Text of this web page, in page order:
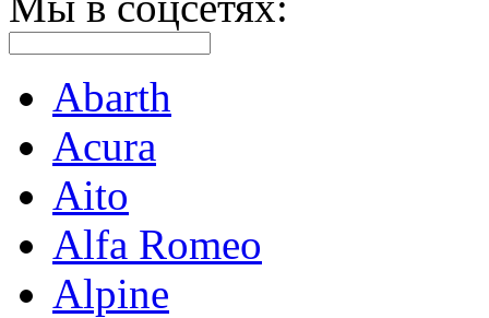
Abarth
Acura
Aito
Alfa Romeo
Alpine